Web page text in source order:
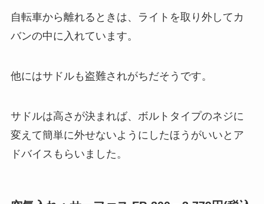
自転車から離れるときは、ライトを取り外してカ
バンの中に入れています。
他にはサドルも盗難されがちだそうです。
サドルは高さが決まれば、ボルトタイプのネジに
変えて簡単に外せないようにしたほうがいいとア
ドバイスもらいました。